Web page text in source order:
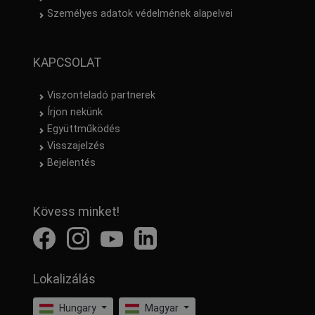
Személyes adatok védelmének alapelvei
KAPCSOLAT
Viszonteladó partnerek
Írjon nekünk
Együttműködés
Visszajelzés
Bejelentés
Kövess minket!
Lokalizálás
Hungary Magyar